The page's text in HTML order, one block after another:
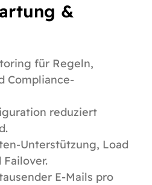
&
für Regeln,
Compliance-
reduziert
Unterstützung, Load
Failover.
E-Mails pro